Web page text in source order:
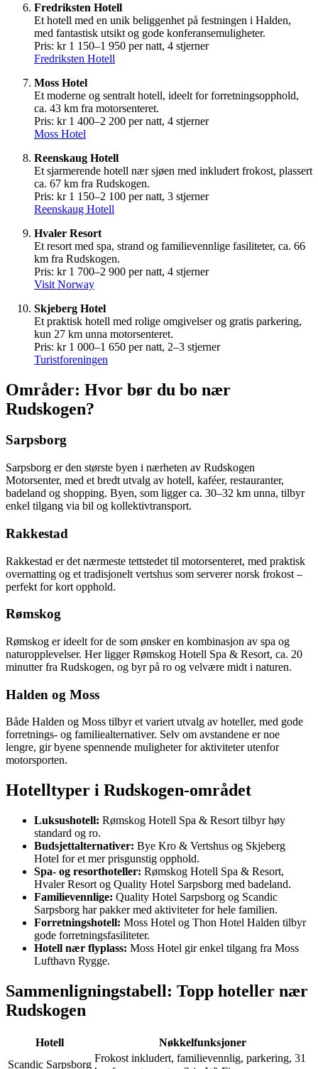
Fredriksten Hotell
Et hotell med en unik beliggenhet på festningen i Halden,
med fantastisk utsikt og gode konferansemuligheter.
Pris: kr 1 150–1 950 per natt, 4 stjerner
Fredriksten Hotell
Moss Hotel
Et moderne og sentralt hotell, ideelt for forretningsopphold,
ca. 43 km fra motorsenteret.
Pris: kr 1 400–2 200 per natt, 4 stjerner
Moss Hotel
Reenskaug Hotell
Et sjarmerende hotell nær sjøen med inkludert frokost, plassert
ca. 67 km fra Rudskogen.
Pris: kr 1 150–2 100 per natt, 3 stjerner
Reenskaug Hotell
Hvaler Resort
Et resort med spa, strand og familievennlige fasiliteter, ca. 66
km fra Rudskogen.
Pris: kr 1 700–2 900 per natt, 4 stjerner
Visit Norway
Skjeberg Hotel
Et praktisk hotell med rolige omgivelser og gratis parkering,
kun 27 km unna motorsenteret.
Pris: kr 1 000–1 650 per natt, 2–3 stjerner
Turistforeningen
Områder: Hvor bør du bo nær
Rudskogen?
Sarpsborg
Sarpsborg er den største byen i nærheten av Rudskogen
Motorsenter, med et bredt utvalg av hotell, kaféer, restauranter,
badeland og shopping. Byen, som ligger ca. 30–32 km unna, tilbyr
enkel tilgang via bil og kollektivtransport.
Rakkestad
Rakkestad er det nærmeste tettstedet til motorsenteret, med praktisk
overnatting og et tradisjonelt vertshus som serverer norsk frokost –
perfekt for kort opphold.
Rømskog
Rømskog er ideelt for de som ønsker en kombinasjon av spa og
naturopplevelser. Her ligger Rømskog Hotell Spa & Resort, ca. 20
minutter fra Rudskogen, og byr på ro og velvære midt i naturen.
Halden og Moss
Både Halden og Moss tilbyr et variert utvalg av hoteller, med gode
forretnings- og familiealternativer. Selv om avstandene er noe
lengre, gir byene spennende muligheter for aktiviteter utenfor
motorsporten.
Hotelltyper i Rudskogen-området
Luksushotell: Rømskog Hotell Spa & Resort tilbyr høy
standard og ro.
Budsjettalternativer: Bye Kro & Vertshus og Skjeberg
Hotel for et mer prisgunstig opphold.
Spa- og resorthoteller: Rømskog Hotell Spa & Resort,
Hvaler Resort og Quality Hotel Sarpsborg med badeland.
Familievennlige: Quality Hotel Sarpsborg og Scandic
Sarpsborg har pakker med aktiviteter for hele familien.
Forretningshotell: Moss Hotel og Thon Hotel Halden tilbyr
gode forretningsfasiliteter.
Hotell nær flyplass: Moss Hotel gir enkel tilgang fra Moss
Lufthavn Rygge.
Sammenligningstabell: Topp hoteller nær
Rudskogen
Hotell
Nøkkelfunksjoner
Scandic Sarpsborg
Frokost inkludert, familievennlig, parkering, 31